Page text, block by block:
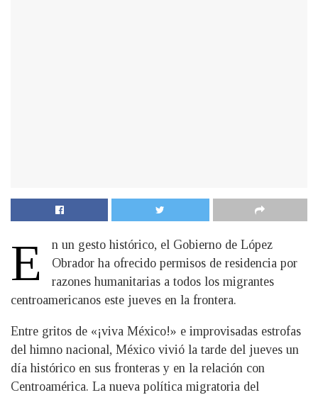
E
n un gesto histórico, el Gobierno de López
Obrador ha ofrecido permisos de residencia por
razones humanitarias a todos los migrantes
centroamericanos este jueves en la frontera.
Entre gritos de «¡viva México!» e improvisadas estrofas
del himno nacional, México vivió la tarde del jueves un
día histórico en sus fronteras y en la relación con
Centroamérica. La nueva política migratoria del